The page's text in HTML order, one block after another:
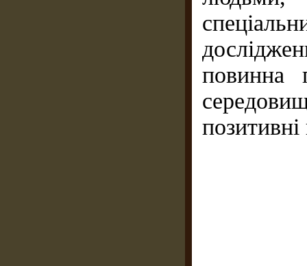
повинна